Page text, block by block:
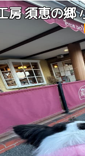
房 須恵の郷